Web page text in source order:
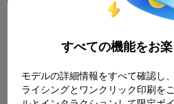
すべての機能をお
モデルの詳細情報をすべて確認し
ライシングとワンクリック印刷を